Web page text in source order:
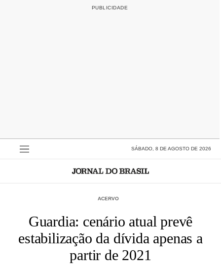
SÁBADO, 8 DE AGOSTO DE 2026
ACERVO
Guardia: cenário atual prevê
estabilização da dívida apenas a
partir de 2021